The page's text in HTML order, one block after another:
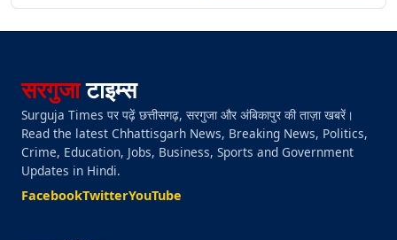
सरगुजाटाइम्स
Surguja Times पर पढ़ें छत्तीसगढ़, सरगुजा और अंबिकापुर की ताज़ा खबरें।
Read the latest Chhattisgarh News, Breaking News, Politics,
Crime, Education, Jobs, Business, Sports and Government
Updates in Hindi.
FacebookTwitterYouTube